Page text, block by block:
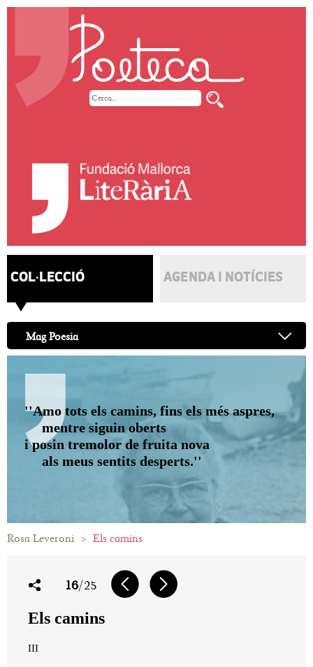
COL·LECCIÓ AGENDA I NOTÍCIES
Mag Poesia
''Amo tots els camins, fins els més aspres,
mentre siguin oberts
i posin tremolor de fruita nova
als meus sentits desperts.''
Rosa Leveroni > Els camins
16/25
Els camins
III